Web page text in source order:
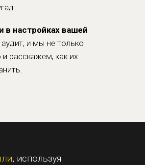
в настройках вашей
и мы не только
расскажем, как их
, используя